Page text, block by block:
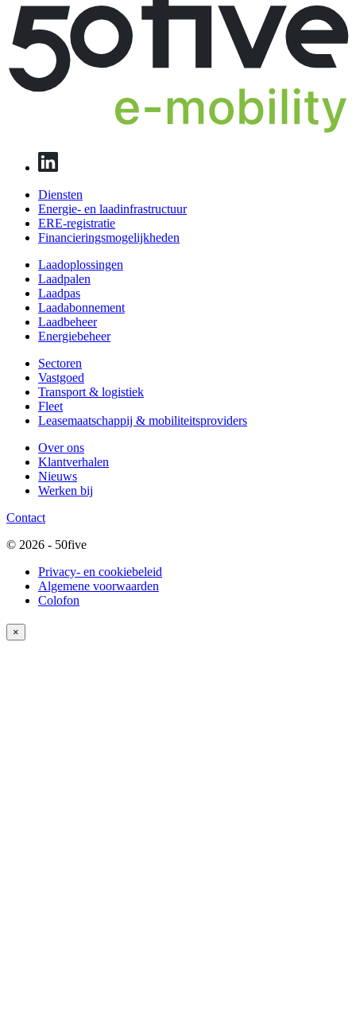
Diensten
Energie- en laadinfrastructuur
ERE-registratie
Financierings­mogelijkheden
Laadoplossingen
Laadpalen
Laadpas
Laadabonnement
Laadbeheer
Energiebeheer
Sectoren
Vastgoed
Transport & logistiek
Fleet
Leasemaatschappij & mobiliteitsproviders
Over ons
Klantverhalen
Nieuws
Werken bij
Contact
© 2026 - 50five
Privacy- en cookiebeleid
Algemene voorwaarden
Colofon
×